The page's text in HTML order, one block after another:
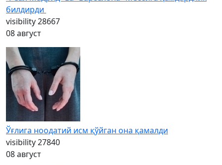
билдирди
visibility28667
08 август
Ўғлига ноодатий исм қўйган она қамалди
visibility27840
08 август